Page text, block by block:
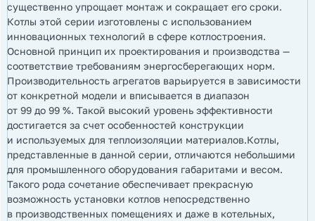
существенно упрощает монтаж и сокращает его сроки.
Котлы этой серии изготовлены с использованием
инновационных технологий в сфере котлостроения.
Основной принцип их проектирования и производства —
соответствие требованиям энергосберегающих норм.
Производительность агрегатов варьируется в зависимости
от конкретной модели и вписывается в диапазон
от 99 до 99 %. Такой высокий уровень эффективности
достигается за счет особенностей конструкции
и используемых для теплоизоляции материалов.Котлы,
представленные в данной серии, отличаются небольшими
для промышленного оборудования габаритами и весом.
Такого рода сочетание обеспечивает прекрасную
возможность установки котлов непосредственно
в производственных помещениях и даже в котельных,